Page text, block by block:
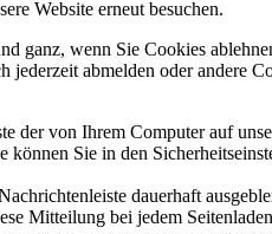
Website erneut besuchen.
ganz, wenn Sie Cookies
jederzeit abmelden oder andere
der von Ihrem Computer auf
können Sie in den
dauerhaft
Mitteilung bei jedem